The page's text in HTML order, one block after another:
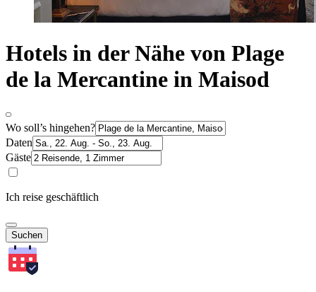
Hotels in der Nähe von Plage
de la Mercantine in Maisod
Wo soll’s hingehen?
Daten
Gäste
Ich reise geschäftlich
Suchen